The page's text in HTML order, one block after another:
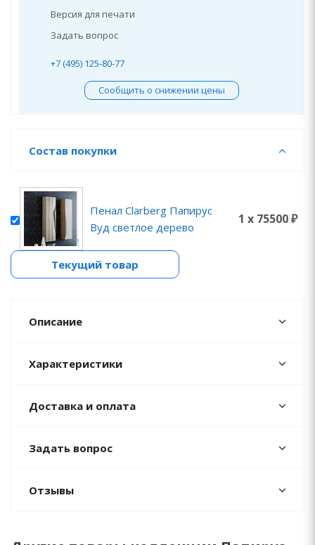
Версия для печати
Задать вопрос
+7 (495) 125-80-77
Сообщить о снижении цены
Состав покупки
Пенал Clarberg Папирус
Вуд светлое дерево
1 x 75500 ₽
Текущий товар
Описание
Характеристики
Доставка и оплата
Задать вопрос
Отзывы